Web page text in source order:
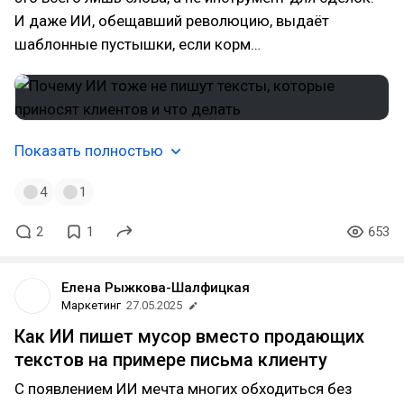
И даже ИИ, обещавший революцию, выдаёт
шаблонные пустышки, если корм…
Показать полностью
4 1
2 1 653
Елена Рыжкова-Шалфицкая
Маркетинг 27.05.2025
Как ИИ пишет мусор вместо продающих
текстов на примере письма клиенту
С появлением ИИ мечта многих обходиться без